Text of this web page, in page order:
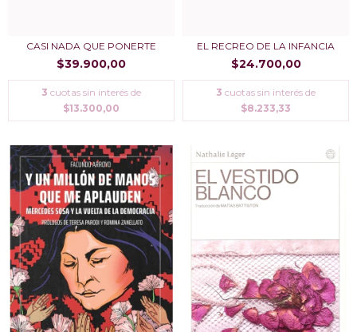
CASI NADA QUE PONERTE
$39.900,00
3 cuotas sin interés de
$13.300,00
EL RECREO DE LA INFANCIA
$24.700,00
3 cuotas sin interés de
$8.233,33